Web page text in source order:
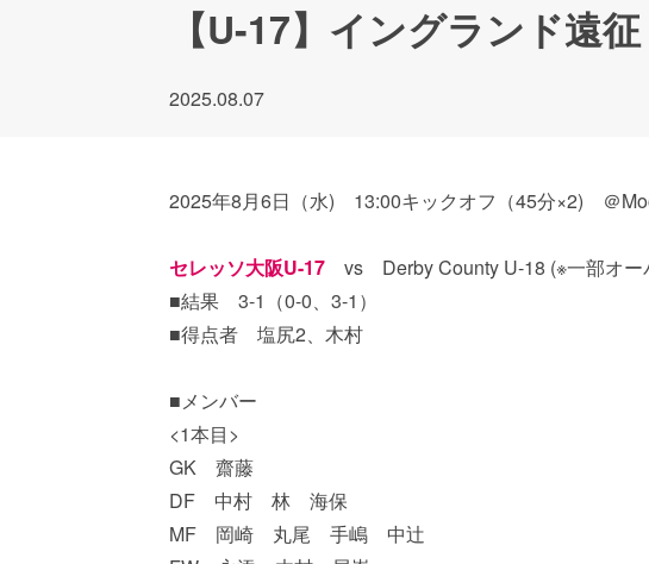
【U-17】イングランド遠
2025.08.07
2025年8月6日（水) 13:00キックオフ（45分×2) ＠
セレッソ大阪U-17 vs Derby County U-18 (※一部オー
■結果 3-1（0-0、3-1）
■得点者 塩尻2、木村
■メンバー
<1本目>
GK 齋藤
DF 中村 林 海保
MF 岡崎 丸尾 手嶋 中辻